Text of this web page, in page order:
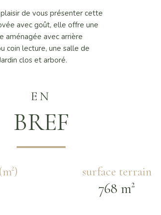
de vous présenter cette
avec goût, elle offre une
aménagée avec arrière
coin lecture, une salle de
clos et arboré.
EN
BREF
surface terrain
768 m²